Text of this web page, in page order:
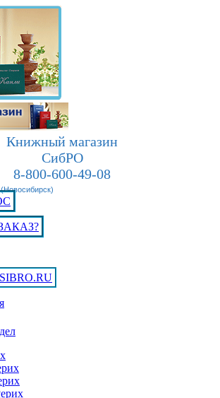
Книжный магазин
СибРО
8-800-600-49-08
SIBRO.RU